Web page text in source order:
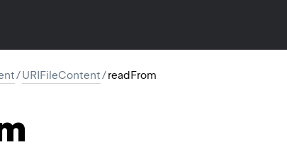
/URIFileContent/readFrom